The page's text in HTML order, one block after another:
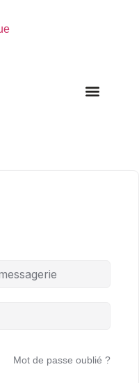
Mot de passe oublié ?